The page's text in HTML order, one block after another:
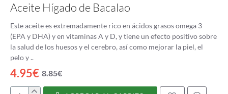
Aceite Hígado de Bacalao
Este aceite es extremadamente rico en ácidos grasos omega 3
(EPA y DHA) y en vitaminas A y D, y tiene un efecto positivo sobre
la salud de los huesos y el cerebro, así como mejorar la piel, el
pelo y ..
4.95€ 8.85€